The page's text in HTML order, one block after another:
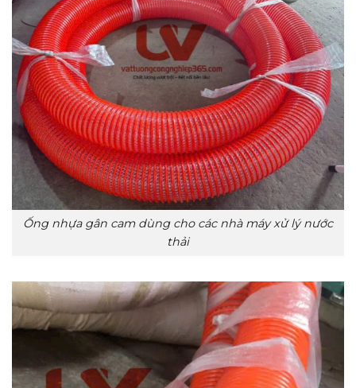
Ống nhựa gân cam dùng cho các nhà máy xử lý nước
thải